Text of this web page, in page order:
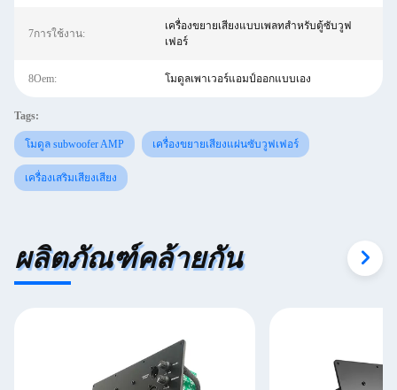
7การใช้งาน:
เครื่องขยายเสียงแบบเพลทสำหรับตู้ซับวูฟ
เฟอร์
8Oem: โมดูลเพาเวอร์แอมป์ออกแบบเอง
Tags:
โมดูล subwoofer AMP เครื่องขยายเสียงแผ่นซับวูฟเฟอร์
เครื่องเสริมเสียงเสียง
ผลิตภัณฑ์คล้ายกัน